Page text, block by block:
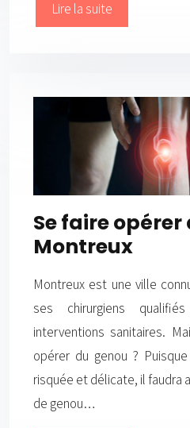
Lire la suite
Se faire opérer
Montreux
Montreux est une ville
ses chirurgiens
interventions sanitaires.
opérer du genou ?
risquée et délicate, il faudra
de genou…